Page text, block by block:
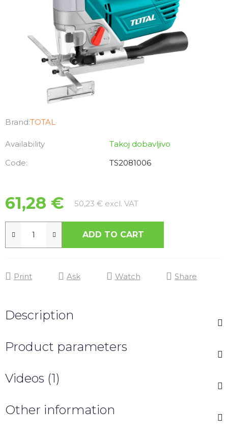
Brand:TOTAL
Availability
Takoj dobavljivo
Code:
TS2081006
61,28 € 50,23 € excl. VATMeasure price:
ADD TO CART
Print Ask Watch Share
Description
Product parameters
Videos (1)
Other information